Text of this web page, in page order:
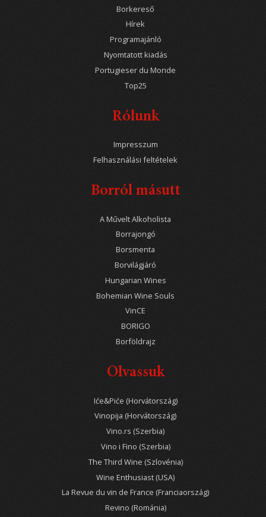
Borkereső
Hírek
Programajánló
Nyomtatott kiadás
Portugieser du Monde
Top25
Rólunk
Impresszum
Felhasználási feltételek
Borról másutt
A Művelt Alkoholista
Borrajongó
Borsmenta
Borvilágjáró
Hungarian Wines
Bohemian Wine Souls
VinCE
BORIGO
Borföldrajz
Olvassuk
Iće&Piće (Horvátország)
Vinopija (Horvátország)
Vino.rs (Szerbia)
Vino i Fino (Szerbia)
The Third Wine (Szlovénia)
Wine Enthusiast (USA)
La Revue du vin de France (Franciaország)
Revino (Románia)